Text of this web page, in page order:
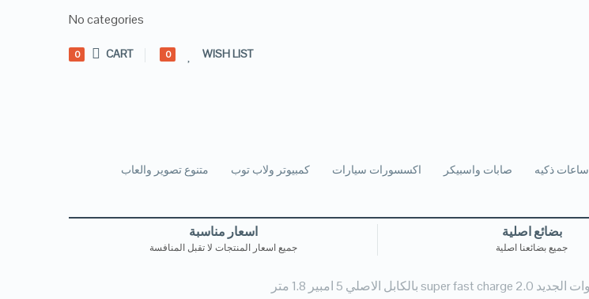
No categories
WISH LIST
0
CART
0
ساعات ذكيه صابات واسبيكر اكسسورات سيارات كمبيوتر ولاب توب متنوع تصوير والعاب
بضائع اصلية
جميع بضائعنا اصلية
اسعار مناسبة
جميع اسعار المنتجات لا تقبل المنافسة